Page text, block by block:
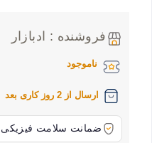
فروشنده : ادبازار
ناموجود
ارسال از 2 روز کاری بعد
ضمانت سلامت فیزیکی